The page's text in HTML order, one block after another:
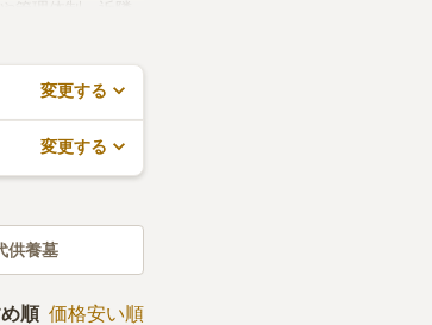
管理体制、近隣
みてください。
変更する
変更する
供養墓
順 価格安い順